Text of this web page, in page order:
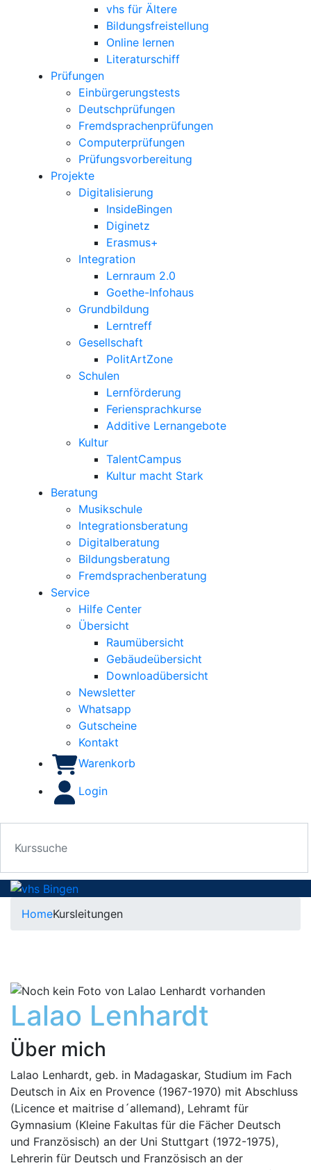
vhs für Ältere
Bildungsfreistellung
Online lernen
Literaturschiff
Prüfungen
Einbürgerungstests
Deutschprüfungen
Fremdsprachenprüfungen
Computerprüfungen
Prüfungsvorbereitung
Projekte
Digitalisierung
InsideBingen
Diginetz
Erasmus+
Integration
Lernraum 2.0
Goethe-Infohaus
Grundbildung
Lerntreff
Gesellschaft
PolitArtZone
Schulen
Lernförderung
Feriensprachkurse
Additive Lernangebote
Kultur
TalentCampus
Kultur macht Stark
Beratung
Musikschule
Integrationsberatung
Digitalberatung
Bildungsberatung
Fremdsprachenberatung
Service
Hilfe Center
Übersicht
Raumübersicht
Gebäudeübersicht
Downloadübersicht
Newsletter
Whatsapp
Gutscheine
Kontakt
Warenkorb
Login
HomeKursleitungen
Lalao Lenhardt
Über mich
Lalao Lenhardt, geb. in Madagaskar, Studium im Fach
Deutsch in Aix en Provence (1967-1970) mit Abschluss
(Licence et maitrise d´allemand), Lehramt für
Gymnasium (Kleine Fakultas für die Fächer Deutsch
und Französisch) an der Uni Stuttgart (1972-1975),
Lehrerin für Deutsch und Französisch an der